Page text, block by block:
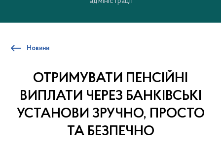
Новини
ОТРИМУВАТИ ПЕНСІЙНІ
ВИПЛАТИ ЧЕРЕЗ БАНКІВСЬКІ
УСТАНОВИ ЗРУЧНО, ПРОСТО
ТА БЕЗПЕЧНО